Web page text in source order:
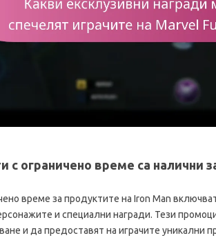
с ограничено време са налични
време за продуктите на Iron Man
и специални награди. Тези
и да предоставят на играчите уникални